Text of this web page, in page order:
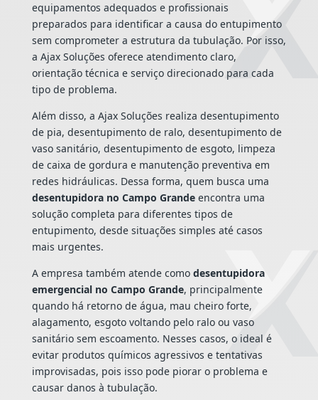
equipamentos adequados e profissionais
preparados para identificar a causa do entupimento
sem comprometer a estrutura da tubulação. Por isso,
a Ajax Soluções oferece atendimento claro,
orientação técnica e serviço direcionado para cada
tipo de problema.
Além disso, a Ajax Soluções realiza desentupimento
de pia, desentupimento de ralo, desentupimento de
vaso sanitário, desentupimento de esgoto, limpeza
de caixa de gordura e manutenção preventiva em
redes hidráulicas. Dessa forma, quem busca uma
desentupidora no Campo Grandeencontra uma
solução completa para diferentes tipos de
entupimento, desde situações simples até casos
mais urgentes.
A empresa também atende como desentupidora
emergencial no Campo Grande, principalmente
quando há retorno de água, mau cheiro forte,
alagamento, esgoto voltando pelo ralo ou vaso
sanitário sem escoamento. Nesses casos, o ideal é
evitar produtos químicos agressivos e tentativas
improvisadas, pois isso pode piorar o problema e
causar danos à tubulação.